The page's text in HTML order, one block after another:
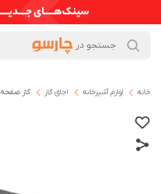
خانه لوازم آشپزخانه اجاق گاز گاز